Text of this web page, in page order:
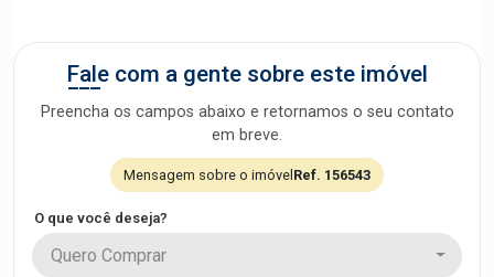
Fale com a gente sobre este imóvel
Preencha os campos abaixo e retornamos o seu contato
em breve.
Mensagem sobre o imóvelRef. 156543
O que você deseja?
Quero Comprar